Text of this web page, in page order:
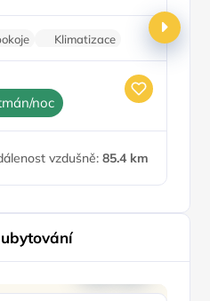
Klimatizace
systém
noc
vzdušně: 85.4 km